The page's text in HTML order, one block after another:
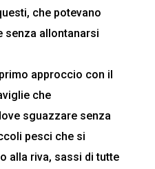
che potevano
senza allontanarsi
approccio con il
che
sguazzare senza
pesci che si
alla riva, sassi di tutte